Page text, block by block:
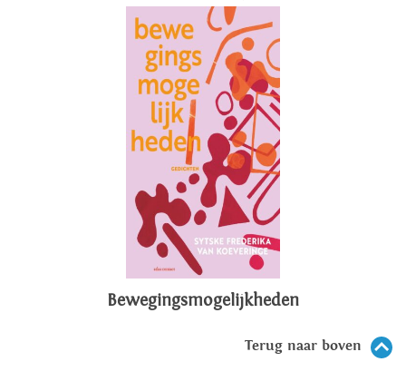
Bewegingsmogelijkheden
Terug naar boven